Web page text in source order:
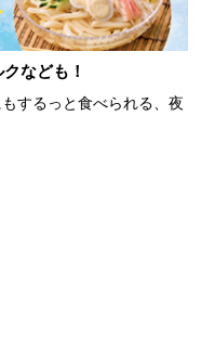
なども！
するっと食べられる、夜